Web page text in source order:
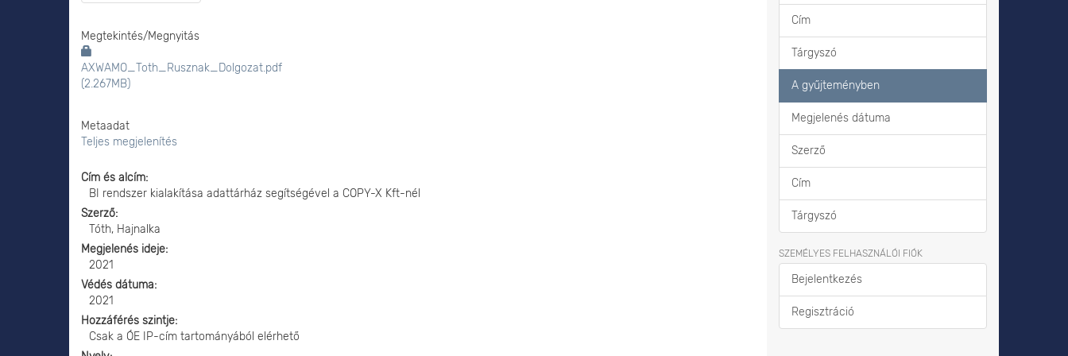
Megtekintés/Megnyitás
AXWAMO_Toth_Rusznak_Dolgozat.pdf
(2.267MB)
Metaadat
Teljes megjelenítés
Cím és alcím
BI rendszer kialakítása adattárház segítségével a COPY-X Kft-nél
Szerző
Tóth, Hajnalka
Megjelenés ideje
2021
Védés dátuma
2021
Hozzáférés szintje
Csak a ÓE IP-cím tartományából elérhető
Cím
Tárgyszó
A gyűjteményben
Megjelenés dátuma
Szerző
Cím
Tárgyszó
SZEMÉLYES FELHASZNÁLÓI FIÓK
Bejelentkezés
Regisztráció